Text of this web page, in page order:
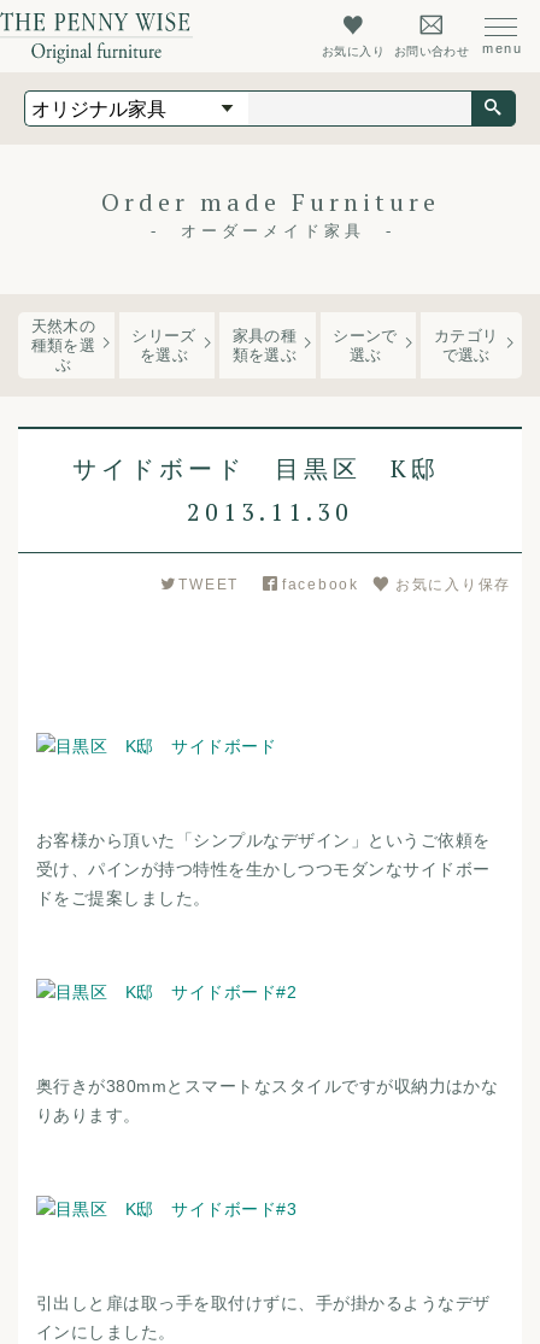
お気に入り お問い合わせ
オリジナル家具
ザ・ペニーワイズについて
初めての方へ
会社概要
Order made Furniture
オーダーメイド家具
天然木の
種類を選
ぶ
シリーズ
を選ぶ
家具の種
類を選ぶ
シーンで
選ぶ
カテゴリ
で選ぶ
サイドボード 目黒区 K邸
2013.11.30
TWEET facebook お気に入り保存
お客様から頂いた「シンプルなデザイン」というご依頼を
受け、パインが持つ特性を生かしつつモダンなサイドボー
ドをご提案しました。
奥行きが380mmとスマートなスタイルですが収納力はかな
りあります。
引出しと扉は取っ手を取付けずに、手が掛かるようなデザ
インにしました。